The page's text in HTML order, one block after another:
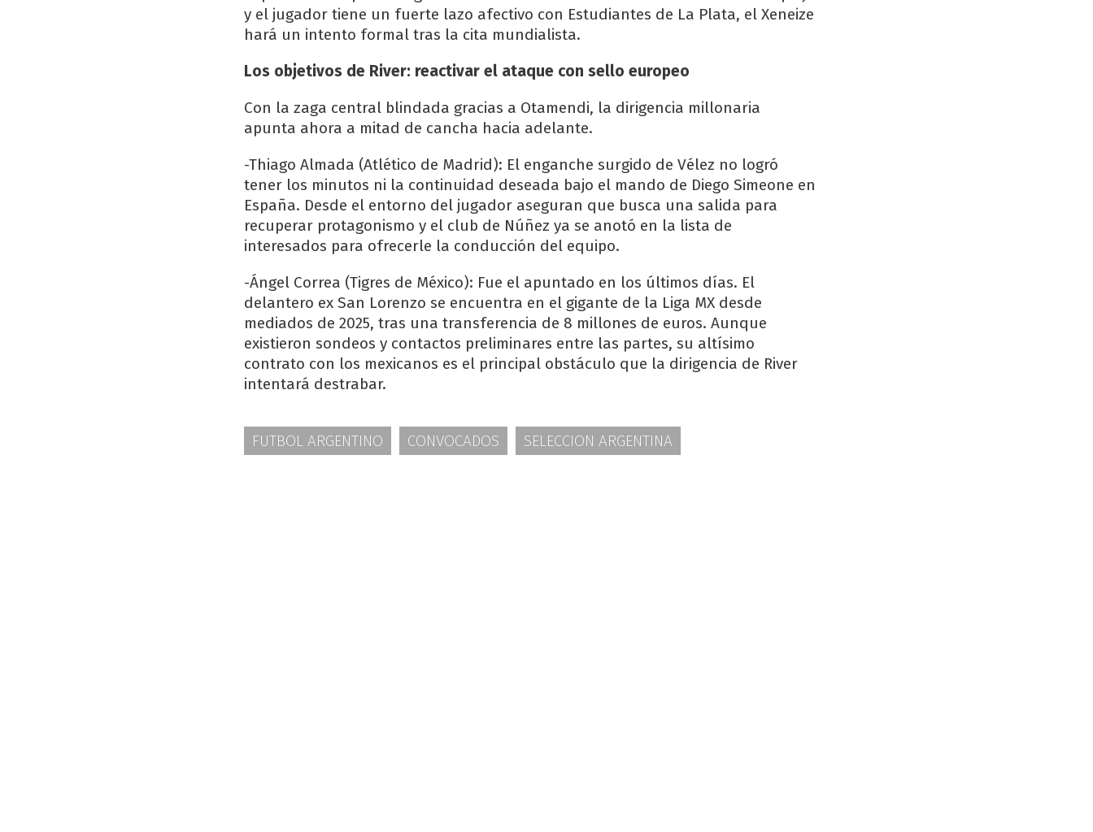
y el jugador tiene un fuerte lazo afectivo con Estudiantes de La Plata, el Xeneize
hará un intento formal tras la cita mundialista.
Los objetivos de River: reactivar el ataque con sello europeo
Con la zaga central blindada gracias a Otamendi, la dirigencia millonaria
apunta ahora a mitad de cancha hacia adelante.
-Thiago Almada (Atlético de Madrid): El enganche surgido de Vélez no logró
tener los minutos ni la continuidad deseada bajo el mando de Diego Simeone en
España. Desde el entorno del jugador aseguran que busca una salida para
recuperar protagonismo y el club de Núñez ya se anotó en la lista de
interesados para ofrecerle la conducción del equipo.
-Ángel Correa (Tigres de México): Fue el apuntado en los últimos días. El
delantero ex San Lorenzo se encuentra en el gigante de la Liga MX desde
mediados de 2025, tras una transferencia de 8 millones de euros. Aunque
existieron sondeos y contactos preliminares entre las partes, su altísimo
contrato con los mexicanos es el principal obstáculo que la dirigencia de River
intentará destrabar.
FUTBOL ARGENTINO CONVOCADOS SELECCION ARGENTINA